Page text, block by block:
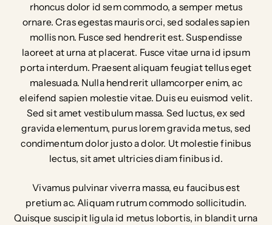
rhoncus dolor id sem commodo, a semper metus
ornare. Cras egestas mauris orci, sed sodales sapien
mollis non. Fusce sed hendrerit est. Suspendisse
laoreet at urna at placerat. Fusce vitae urna id ipsum
porta interdum. Praesent aliquam feugiat tellus eget
malesuada. Nulla hendrerit ullamcorper enim, ac
eleifend sapien molestie vitae. Duis eu euismod velit.
Sed sit amet vestibulum massa. Sed luctus, ex sed
gravida elementum, purus lorem gravida metus, sed
condimentum dolor justo a dolor. Ut molestie finibus
lectus, sit amet ultricies diam finibus id.
Vivamus pulvinar viverra massa, eu faucibus est
pretium ac. Aliquam rutrum commodo sollicitudin.
Quisque suscipit ligula id metus lobortis, in blandit urna